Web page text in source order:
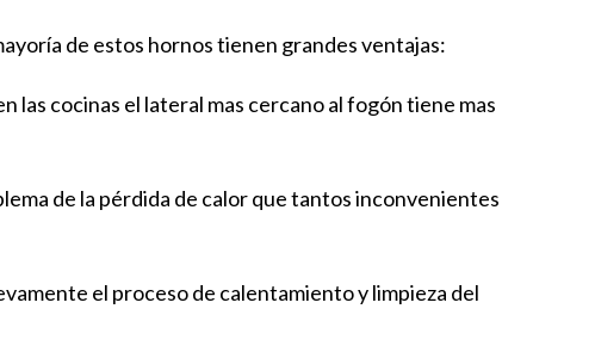
de estos hornos tienen grandes ventajas:
las cocinas el lateral mas cercano al fogón tiene mas
de la pérdida de calor que tantos inconvenientes
el proceso de calentamiento y limpieza del